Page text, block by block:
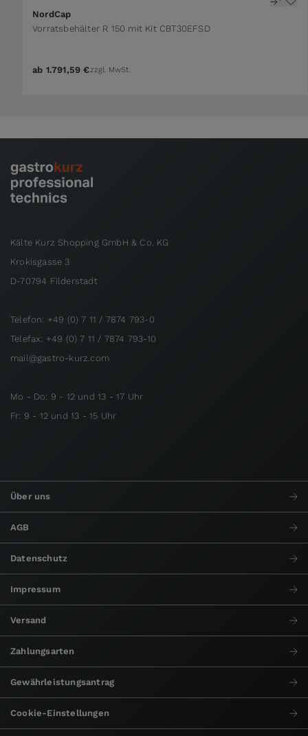
NordCap
Vorratsbehälter R 150 mit Kit CBT30EFSD
ab 1.791,59 €zzgl. MwSt.
Kälte Kurz Shopping GmbH & Co. KG
Krokisgasse 3
D-70794 Filderstadt
Telefon: +49 (0) 7 11 / 7874 793-0
Telefax: +49 (0) 7 11 / 7874 793-10
mail@gastro-kurz.com
Mo - Do: 9 - 12 und 13 - 17 Uhr
Fr: 9 - 12 und 13 - 15 Uhr
Über uns
AGB
Datenschutz
Impressum
Versand
Zahlungsarten
Gewährleistungsantrag
Cookie-Einstellungen